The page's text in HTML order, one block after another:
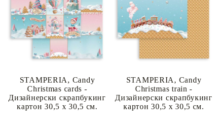
STAMPERIA, Candy
Christmas cards -
Дизайнерски скрапбукинг
картон 30,5 х 30,5 см.
STAMPERIA, Candy
Christmas train -
Дизайнерски скрапбукинг
картон 30,5 х 30,5 см.